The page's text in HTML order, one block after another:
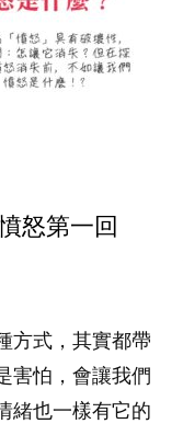
怒第一回
方式，其實都帶
害怕，會讓我們
緒也一樣有它的